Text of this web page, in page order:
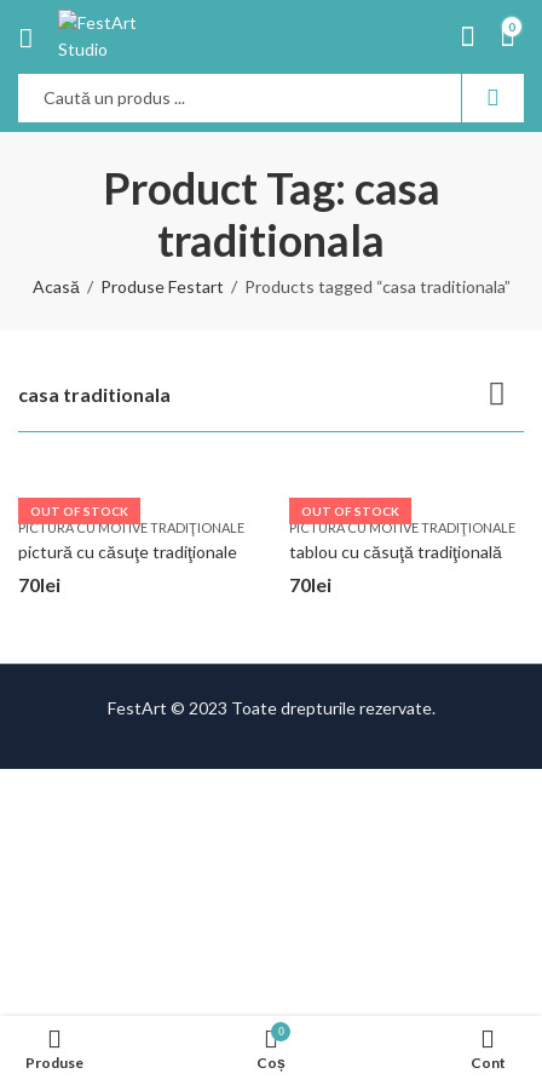
0
Product Tag: casa
traditionala
Acasă Produse Festart Products tagged “casa traditionala”
casa traditionala
OUT OF STOCK
PICTURĂ CU MOTIVE TRADIŢIONALE
pictură cu căsuţe tradiţionale
70lei
OUT OF STOCK
PICTURĂ CU MOTIVE TRADIŢIONALE
tablou cu căsuţă tradiţională
70lei
FestArt © 2023 Toate drepturile rezervate.
Produse
0
Coș Cont